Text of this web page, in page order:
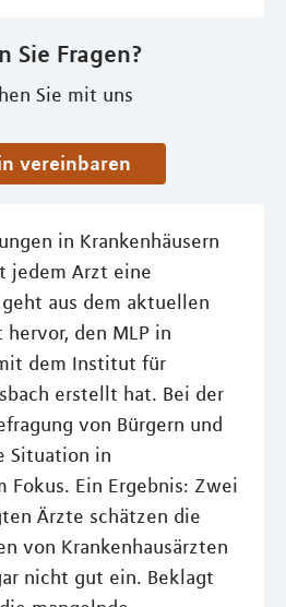
Sie Fragen?
Sie mit uns
vereinbaren
in Krankenhäusern
jedem Arzt eine
aus dem aktuellen
den MLP in
dem Institut für
erstellt hat. Bei der
von Bürgern und
Situation in
Fokus. Ein Ergebnis: Zwei
Ärzte schätzen die
von Krankenhausärzten
nicht gut ein. Beklagt